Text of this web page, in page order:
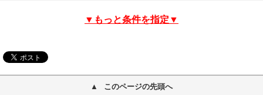
▼もっと条件を指定▼
このページの先頭へ